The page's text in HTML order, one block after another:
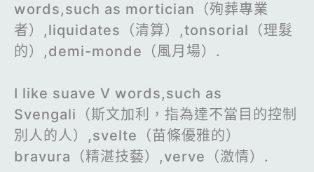
words,such as mortician（殉葬專業
者）,liquidates（清算）,tonsorial（理髮
的）,demi-monde（風月場）.
I like suave V words,such as
Svengali（斯文加利，指為達不當目的控制
別人的人）,svelte（苗條優雅的）
bravura（精湛技藝）,verve（激情）.